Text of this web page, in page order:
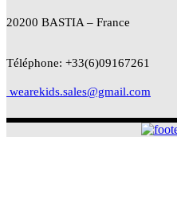
20200 BASTIA – France
Téléphone: +33(6)09167261
wearekids.sales@gmail.com